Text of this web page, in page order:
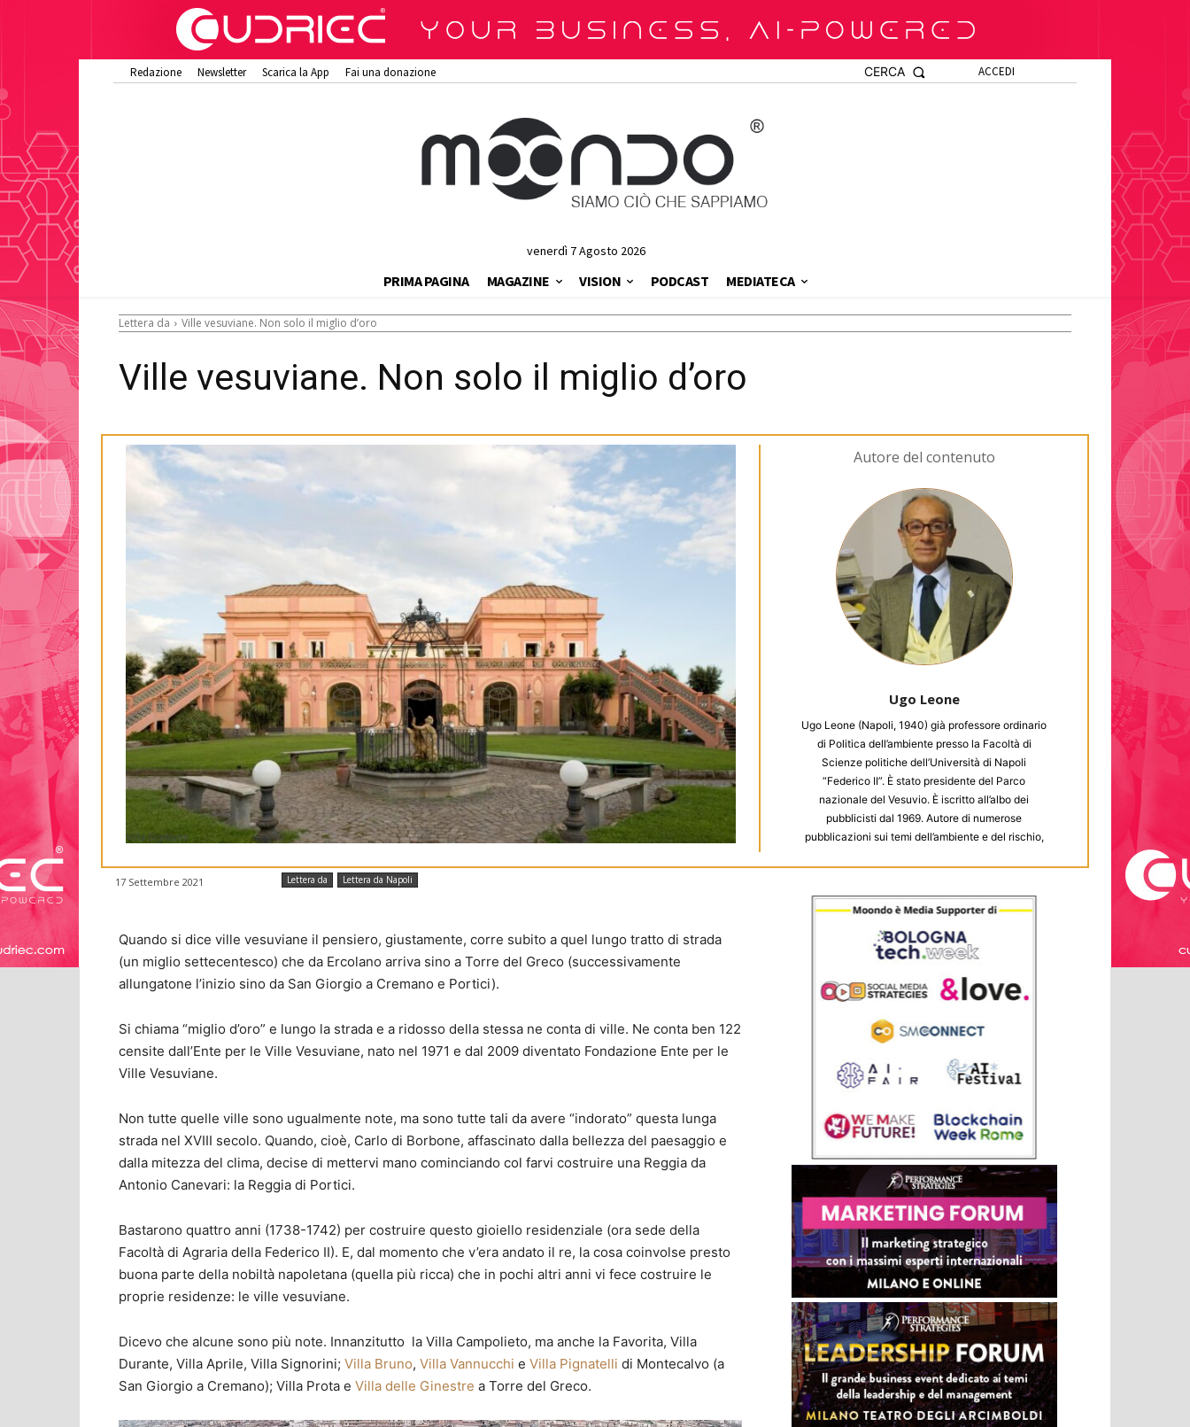
Redazione Newsletter Scarica la App Fai una donazione ACCEDI
CERCA
venerdì 7 Agosto 2026
PRIMA PAGINA MAGAZINE VISION PODCAST MEDIATECA
Lettera da Ville vesuviane. Non solo il miglio d’oro
Ville vesuviane. Non solo il miglio d’oro
Villa Signorini
Autore del contenuto
Ugo Leone
Ugo Leone (Napoli, 1940) già professore ordinario
di Politica dell’ambiente presso la Facoltà di
Scienze politiche dell’Università di Napoli
“Federico II”. È stato presidente del Parco
nazionale del Vesuvio. È iscritto all’albo dei
pubblicisti dal 1969. Autore di numerose
pubblicazioni sui temi dell’ambiente e del rischio,
collabora alla edizione napoletana de “la
Repubblica”. Ha pubblicato libri con Angeli, Cuen,
Guida, Esi, Giappichelli, L’Harmattan, Carocci.
Ultimi Fragile (Carocci 2015), Napul’è (Intra Moenia
17 Settembre 2021 Lettera da Lettera da Napoli
Quando si dice ville vesuviane il pensiero, giustamente, corre subito a quel lungo tratto di strada
(un miglio settecentesco) che da Ercolano arriva sino a Torre del Greco (successivamente
allungatone l’inizio sino da San Giorgio a Cremano e Portici).
Si chiama “miglio d’oro” e lungo la strada e a ridosso della stessa ne conta di ville. Ne conta ben 122
censite dall’Ente per le Ville Vesuviane, nato nel 1971 e dal 2009 diventato Fondazione Ente per le
Ville Vesuviane.
Non tutte quelle ville sono ugualmente note, ma sono tutte tali da avere “indorato” questa lunga
strada nel XVIII secolo. Quando, cioè, Carlo di Borbone, affascinato dalla bellezza del paesaggio e
dalla mitezza del clima, decise di mettervi mano cominciando col farvi costruire una Reggia da
Antonio Canevari: la Reggia di Portici.
Bastarono quattro anni (1738-1742) per costruire questo gioiello residenziale (ora sede della
Facoltà di Agraria della Federico II). E, dal momento che v’era andato il re, la cosa coinvolse presto
buona parte della nobiltà napoletana (quella più ricca) che in pochi altri anni vi fece costruire le
proprie residenze: le ville vesuviane.
Dicevo che alcune sono più note. Innanzitutto la Villa Campolieto, ma anche la Favorita, Villa
Durante, Villa Aprile, Villa Signorini; Villa Bruno, Villa Vannucchi e Villa Pignatelli di Montecalvo (a
San Giorgio a Cremano); Villa Prota e Villa delle Ginestre a Torre del Greco.